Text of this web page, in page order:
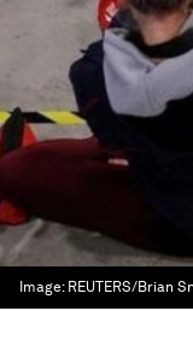
Image: REUTERS/Brian